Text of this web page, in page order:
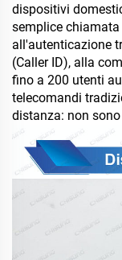
dispositivi
semplice
all'autenticazione
(Caller ID), alla
fino a 200 utenti
telecomandi
distanza: non